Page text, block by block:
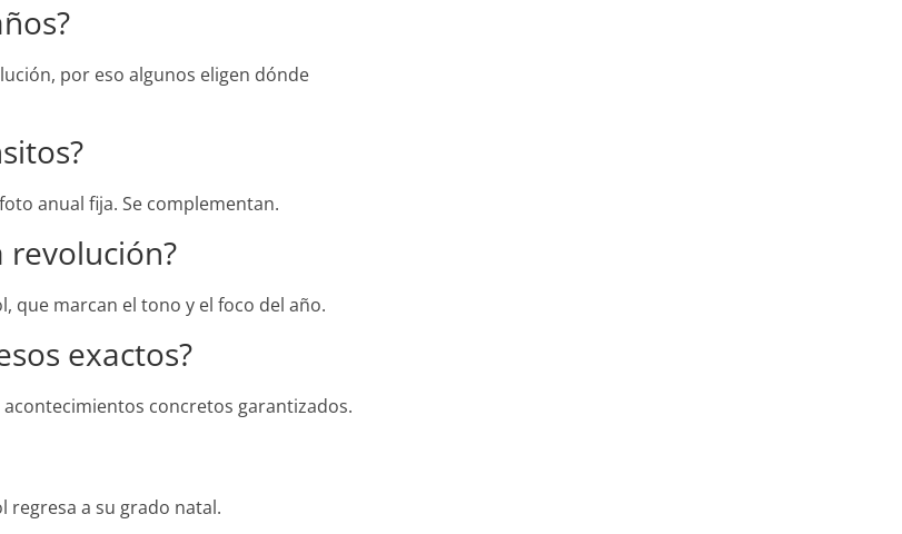
por eso algunos eligen dónde
anual fija. Se complementan.
revolución?
que marcan el tono y el foco del año.
exactos?
concretos garantizados.
regresa a su grado natal.